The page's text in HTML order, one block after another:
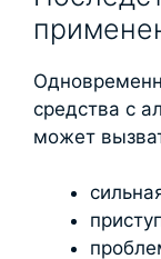
средства с
может